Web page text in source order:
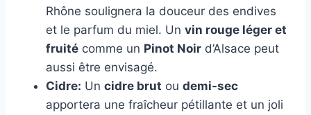
Rhône soulignera la douceur des endives
et le parfum du miel. Un vin rouge léger et
fruité comme un Pinot Noir d’Alsace peut
aussi être envisagé.
Cidre: Un cidre brut ou demi-sec
apportera une fraîcheur pétillante et un joli